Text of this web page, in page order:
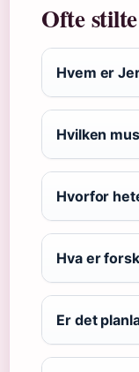
Ofte
Hvem er
Hvilken
Hvorfor
Hva er
Er det